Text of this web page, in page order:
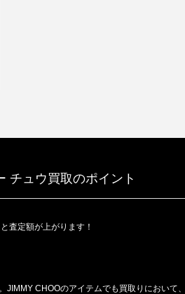
チュウ買取のポイント
査定額が上がります！
CHOOのアイテムでも買取りにおいて